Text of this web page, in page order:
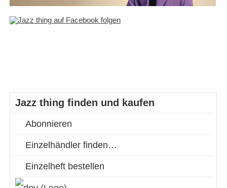
Jazz thing finden und kaufen
Abonnieren
Einzelhändler finden…
Einzelheft bestellen